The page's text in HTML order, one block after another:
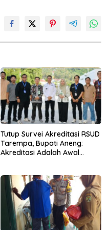
Tutup Survei Akreditasi RSUD
Tarempa, Bupati Aneng:
Akreditasi Adalah Awal